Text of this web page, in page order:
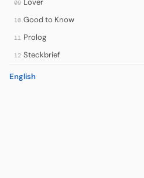
09 Lover
10 Good to Know
11 Prolog
12 Steckbrief
English